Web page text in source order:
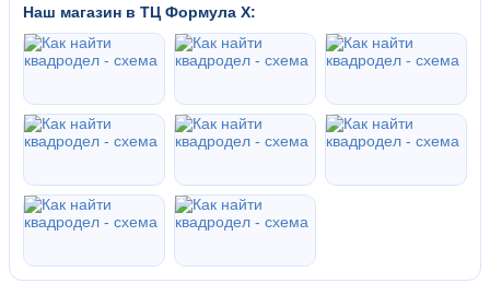
Наш магазин в ТЦ Формула Х: